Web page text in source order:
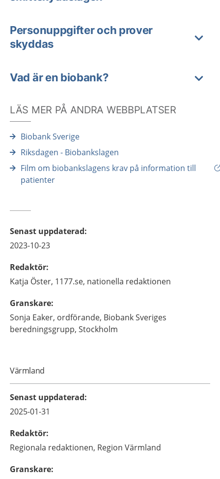
Personuppgifter och prover
skyddas
Vad är en biobank?
LÄS MER PÅ ANDRA WEBBPLATSER
Biobank Sverige
Riksdagen - Biobankslagen
Film om biobankslagens krav på information till
patienter
Senast uppdaterad:
2023-10-23
Redaktör:
Katja Öster, 1177.se, nationella redaktionen
Granskare:
Sonja Eaker, ordförande, Biobank Sveriges
beredningsgrupp, Stockholm
Värmland
Senast uppdaterad:
2025-01-31
Redaktör:
Regionala redaktionen, Region Värmland
Granskare: